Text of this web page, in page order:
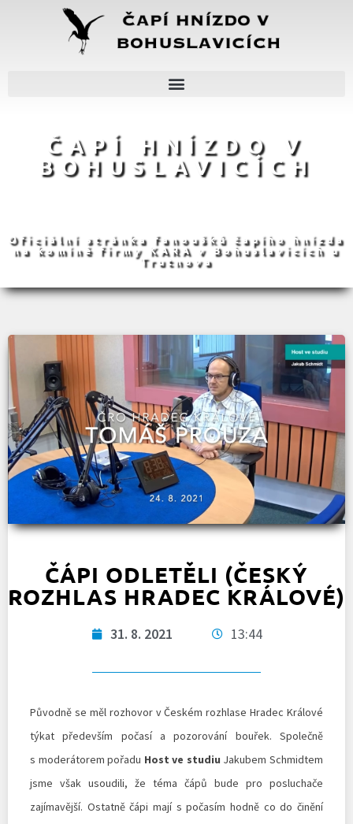
ČAPÍ HNÍZDO V
BOHUSLAVICÍCH
Oficiální stránka fanoušků čapího hnízda
na komíně firmy KARA v Bohuslavicích u
Trutnova
ČÁPI ODLETĚLI (ČESKÝ
ROZHLAS HRADEC KRÁLOVÉ)
31. 8. 2021 13:44
Původně se měl rozhovor v Českém rozhlase Hradec Králové
týkat především počasí a pozorování bouřek. Společně
s moderátorem pořadu Host ve studiu Jakubem Schmidtem
jsme však usoudili, že téma čápů bude pro posluchače
zajímavější. Ostatně čápi mají s počasím hodně co do činění